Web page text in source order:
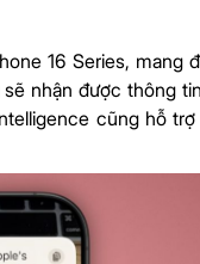
16 Series, mang
nhận được thông
cũng hỗ